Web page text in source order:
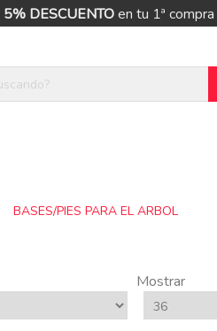
5% DESCUENTOen tu 1ª compra
BASES/PIES PARA EL ARBOL
Mostrar